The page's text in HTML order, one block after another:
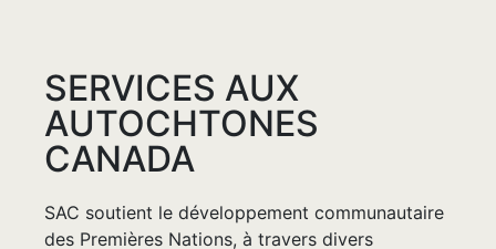
SERVICES AUX
AUTOCHTONES
CANADA
SAC soutient le développement communautaire
des Premières Nations, à travers divers